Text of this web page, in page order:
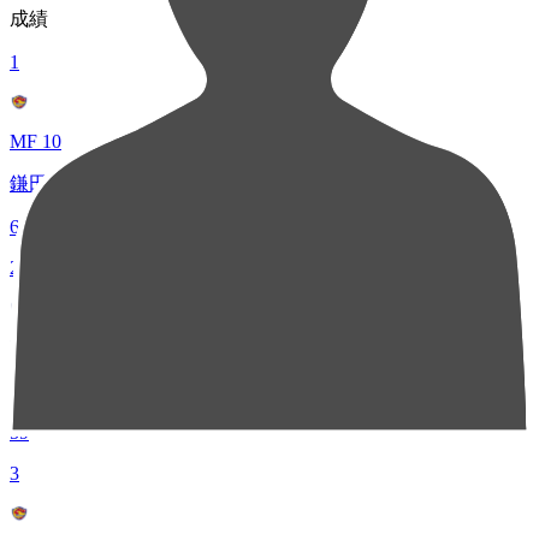
成績
1
MF 10
鎌田 大夢
65
2
DF 25
真瀬 拓海
59
3